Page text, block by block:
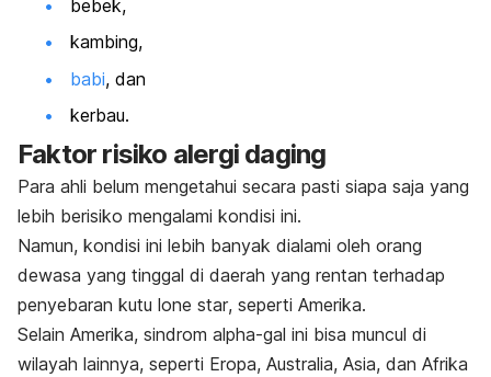
bebek,
kambing,
babi, dan
kerbau.
Faktor risiko alergi daging
Para ahli belum mengetahui secara pasti siapa saja yang
lebih berisiko mengalami kondisi ini.
Namun, kondisi ini lebih banyak dialami oleh orang
dewasa yang tinggal di daerah yang rentan terhadap
penyebaran kutu lone star, seperti Amerika.
Selain Amerika, sindrom alpha-gal ini bisa muncul di
wilayah lainnya, seperti Eropa, Australia, Asia, dan Afrika